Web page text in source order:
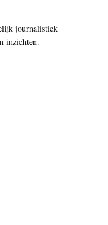
journalistiek
inzichten.